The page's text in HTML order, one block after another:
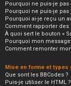
Pourquoi ne puis-je
Pourquoi ne puis-je
Pourquoi ai-je reçu un
Comment rapporter
À quoi sert le bouton «
Pourquoi mon
Comment remonter
Mise en forme et types
Que sont les BBCodes ?
Puis-je utiliser le HTML ?